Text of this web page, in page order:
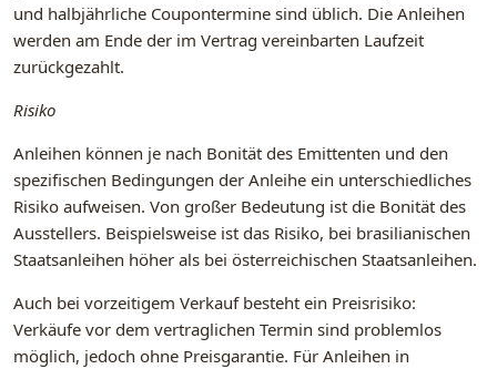
und halbjährliche Coupontermine sind üblich. Die Anleihen
werden am Ende der im Vertrag vereinbarten Laufzeit
zurückgezahlt.
Risiko
Anleihen können je nach Bonität des Emittenten und den
spezifischen Bedingungen der Anleihe ein unterschiedliches
Risiko aufweisen. Von großer Bedeutung ist die Bonität des
Ausstellers. Beispielsweise ist das Risiko, bei brasilianischen
Staatsanleihen höher als bei österreichischen Staatsanleihen.
Auch bei vorzeitigem Verkauf besteht ein Preisrisiko:
Verkäufe vor dem vertraglichen Termin sind problemlos
möglich, jedoch ohne Preisgarantie. Für Anleihen in